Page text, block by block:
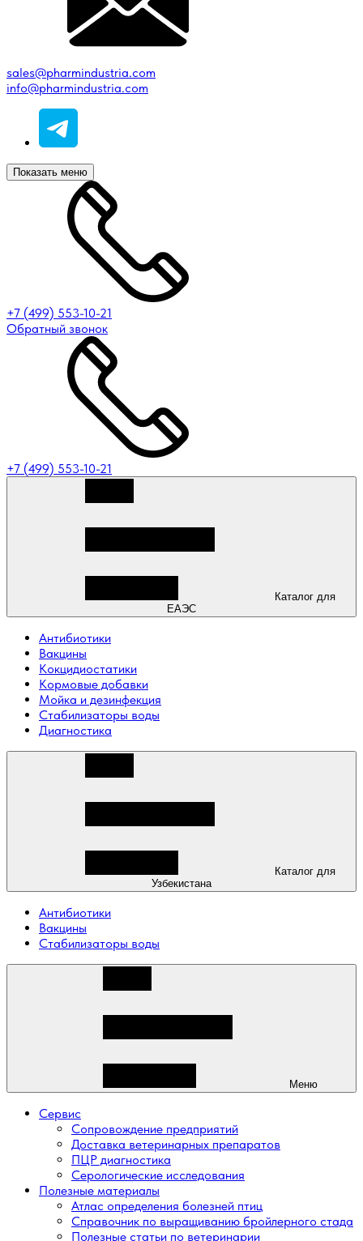
sales@pharmindustria.com
info@pharmindustria.com
Показать меню
+7 (499) 553-10-21
Обратный звонок
+7 (499) 553-10-21
ЕАЭС
Антибиотики
Вакцины
Кокцидиостатики
Кормовые добавки
Мойка и дезинфекция
Стабилизаторы воды
Диагностика
Узбекистана
Антибиотики
Вакцины
Стабилизаторы воды
Меню
Сервис
Сопровождение предприятий
Доставка ветеринарных препаратов
ПЦР диагностика
Серологические исследования
Полезные материалы
Атлас определения болезней птиц
Справочник по выращиванию бройлерного стада
Полезные статьи по ветеринарии